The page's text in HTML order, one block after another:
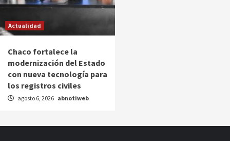
Actualidad
Chaco fortalece la
modernización del Estado
con nueva tecnología para
los registros civiles
agosto 6, 2026 abnotiweb